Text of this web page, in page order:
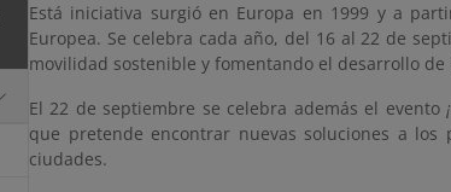
Está iniciativa surgió en Europa en 1999 y a
Europea. Se celebra cada año, del 16 al 22 de
movilidad sostenible y fomentando el desarrollo
El 22 de septiembre se celebra además el evento
que pretende encontrar nuevas soluciones a
ciudades.